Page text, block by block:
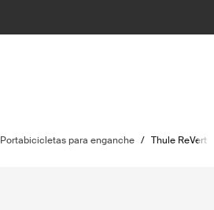
Portabicicletas para enganche / Thule ReVert